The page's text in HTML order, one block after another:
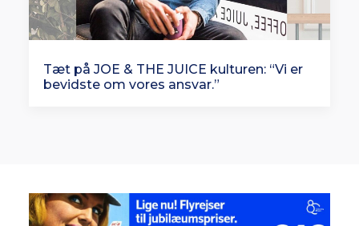
Tæt på JOE & THE JUICE kulturen: “Vi er
bevidste om vores ansvar.”